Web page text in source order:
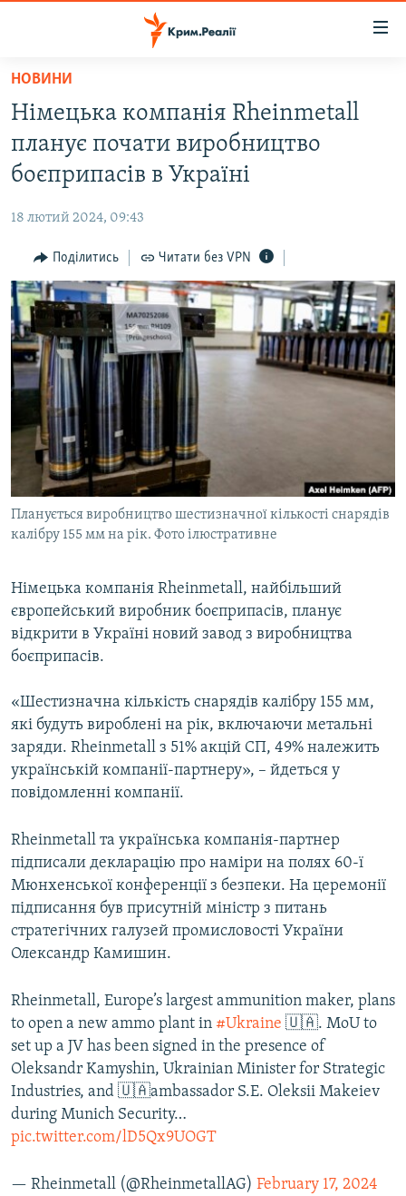
Перейти
основного
матеріалу
Перейти
до
основної
Перейти
до
пошуку
ВОДА.КРИМ
ВІДЕО ТА ФОТО
БЛОГИ
ПОГЛЯД
ІНТЕРВ'Ю
ВСЕ ЗА ДЕНЬ
СПЕЦПРОЕКТИ
ДЕПОРТАЦІЯ
ВІДЕОУРОКИ «ELIFBE»
СВІДЧЕННЯ ОКУПАЦІЇ
УКРАЇНСЬКА ПРОБЛЕМА КРИМУ
ІНФОГРАФІКА
ЯК ОБІЙТИ БЛОКУВАННЯ
Русский
Qırımtatar
ДОЛУЧАЙСЯ!
Усі сайти RFE/RL
НОВИНИ
Німецька компанія Rheinmetall
планує почати виробництво
боєприпасів в Україні
18 лютий 2024, 09:43
Поділитись Читати без VPN
Планується виробництво шестизначної кількості снарядів
калібру 155 мм на рік. Фото ілюстративне
Німецька компанія Rheinmetall, найбільший
європейський виробник боєприпасів, планує
відкрити в Україні новий завод з виробництва
боєприпасів.
«Шестизначна кількість снарядів калібру 155 мм,
які будуть вироблені на рік, включаючи метальні
заряди. Rheinmetall з 51% акцій СП, 49% належить
українській компанії-партнеру», – йдеться у
повідомленні компанії.
Rheinmetall та українська компанія-партнер
підписали декларацію про наміри на полях 60-ї
Мюнхенської конференції з безпеки. На церемонії
підписання був присутній міністр з питань
стратегічних галузей промисловості України
Олександр Камишин.
Rheinmetall, Europe’s largest ammunition maker, plans
to open a new ammo plant in #Ukraine 🇺🇦. MoU to
set up a JV has been signed in the presence of
Oleksandr Kamyshin, Ukrainian Minister for Strategic
Industries, and 🇺🇦ambassador S.E. Oleksii Makeiev
during Munich Security…
pic.twitter.com/lD5Qx9UOGT
— Rheinmetall (@RheinmetallAG) February 17, 2024